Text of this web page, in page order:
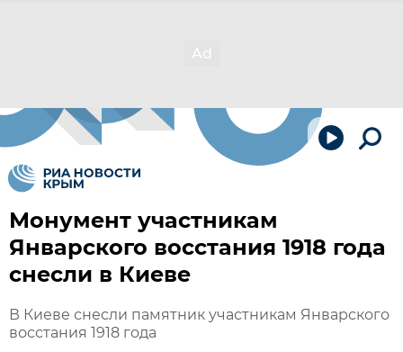
Монумент участникам
Январского восстания 1918 года
снесли в Киеве
В Киеве снесли памятник участникам Январского
восстания 1918 года